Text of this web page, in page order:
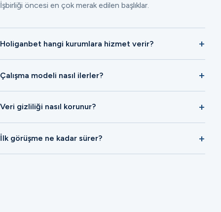
İşbirliği öncesi en çok merak edilen başlıklar.
Holiganbet hangi kurumlara hizmet verir?
Çalışma modeli nasıl ilerler?
Veri gizliliği nasıl korunur?
İlk görüşme ne kadar sürer?